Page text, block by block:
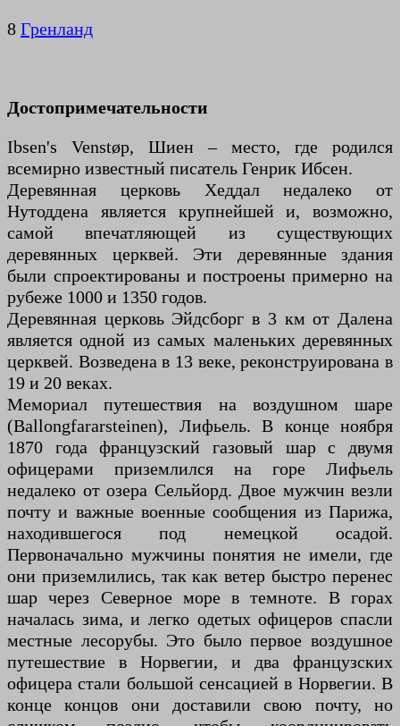
8 Гренланд
Достопримечательности
Ibsen's Venstøp, Шиен – место, где родился
всемирно известный писатель Генрик Ибсен.
Деревянная церковь Хеддал недалеко от
Нутоддена является крупнейшей и, возможно,
самой впечатляющей из существующих
деревянных церквей. Эти деревянные здания
были спроектированы и построены примерно на
рубеже 1000 и 1350 годов.
Деревянная церковь Эйдсборг в 3 км от Далена
является одной из самых маленьких деревянных
церквей. Возведена в 13 веке, реконструирована в
19 и 20 веках.
Мемориал путешествия на воздушном шаре
(Ballongfararsteinen), Лифьель. В конце ноября
1870 года французский газовый шар с двумя
офицерами приземлился на горе Лифьель
недалеко от озера Сельйорд. Двое мужчин везли
почту и важные военные сообщения из Парижа,
находившегося под немецкой осадой.
Первоначально мужчины понятия не имели, где
они приземлились, так как ветер быстро перенес
шар через Северное море в темноте. В горах
началась зима, и легко одетых офицеров спасли
местные лесорубы. Это было первое воздушное
путешествие в Норвегии, и два французских
офицера стали большой сенсацией в Норвегии. В
конце концов они доставили свою почту, но